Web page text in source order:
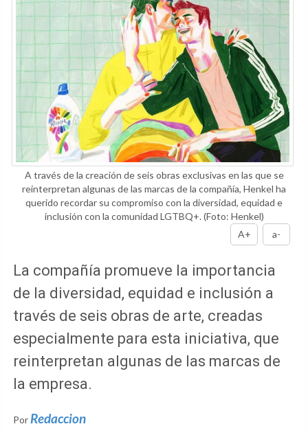
A través de la creación de seis obras exclusivas en las que se
reinterpretan algunas de las marcas de la compañía, Henkel ha
querido recordar su compromiso con la diversidad, equidad e
inclusión con la comunidad LGTBQ+.(Foto: Henkel)
A+
a-
La compañía promueve la importancia
de la diversidad, equidad e inclusión a
través de seis obras de arte, creadas
especialmente para esta iniciativa, que
reinterpretan algunas de las marcas de
la empresa.
Por Redaccion